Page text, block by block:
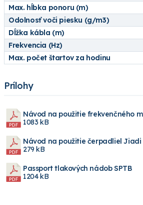
Max. hĺbka ponoru (m)
Odolnosť voči piesku (g/m3)
Dĺžka kábla (m)
Frekvencia (Hz)
Max. počet štartov za hodinu
Prílohy
Návod na použitie frekvenčného
1083 kB
Návod na použitie čerpadliel Jiadi
279 kB
Passport tlakových nádob SPTB
1204 kB